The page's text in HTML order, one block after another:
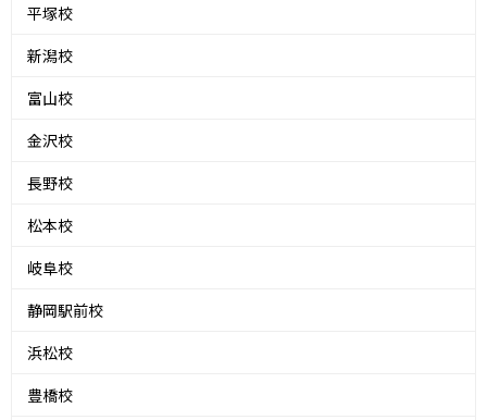
平塚校
新潟校
富山校
金沢校
長野校
松本校
岐阜校
静岡駅前校
浜松校
豊橋校